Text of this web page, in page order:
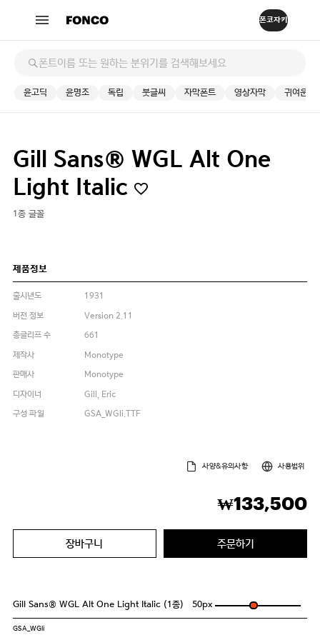
윤고딕 윤명조 독립 붓글씨 자막폰트 영상자막 귀여운
Gill Sans® WGL Alt One
Light Italic
1종 글꼴
제품정보
출시년도
1931
버전 정보
Version 2.11
총글리프 수
661
제작사
Monotype
판매사
Monotype
디자이너
Gill, Eric
구성 파일
GSA_WGli.TTF
사양&유의사항 사용범위
₩133,500
장바구니 주문하기
Gill Sans® WGL Alt One Light Italic (1종) 50px
GSA_WGli